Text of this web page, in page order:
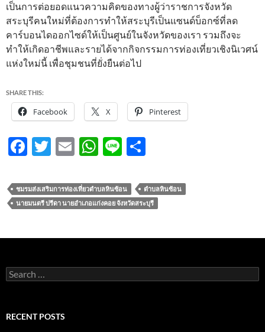
เป็นการต่อยอดแนวความคิดของทางผู้ว่าราชการจังหวัด
สระบุรีคนใหม่ที่ต้องการทำให้สระบุรีเป็นแซนด์บ็อกซ์ที่ลด
คาร์บอนไดออกไซด์ให้เป็นศูนย์ในจังหวัดของเรา รวมถึงจะ
ทำให้เกิดอาชีพและรายได้จากกิจกรรมการท่องเที่ยวเชิงนิเวศน์
แห่งใหม่นี้ เพื่อชุมชนที่ยั่งยืนต่อไป
SHARE THIS:
Facebook X Pinterest
F
e
b
o
T
itt
er
E
ail
W
at
s
p
Li
e
ar
e
ชมรมส่งเสริมการท่องเที่ยวตำบลหินซ้อน
ตำบลหินซ้อน
นายมนตรี ปรีดา นายอำเภอแก่งคอย จังหวัดสระบุรี
Search
for:
RECENT POSTS